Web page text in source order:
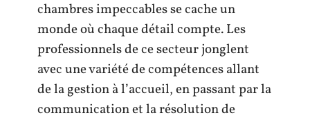
chambres impeccables se cache un
monde où chaque détail compte. Les
professionnels de ce secteur jonglent
avec une variété de compétences allant
de la gestion à l’accueil, en passant par la
communication et la résolution de